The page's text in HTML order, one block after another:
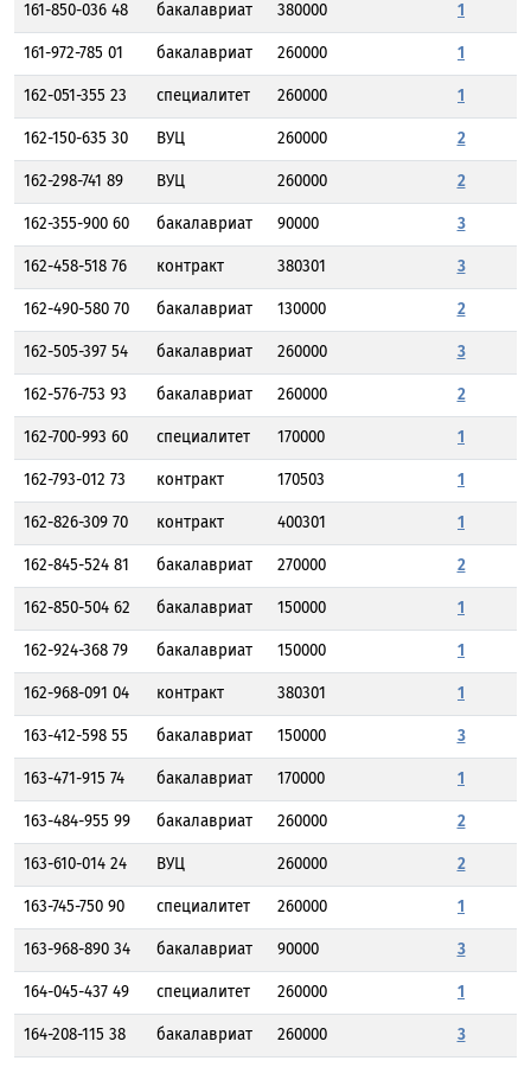
161-850-036 48 бакалавриат 380000 1
161-972-785 01 бакалавриат 260000 1
162-051-355 23 специалитет 260000 1
162-150-635 30 ВУЦ 260000 2
162-298-741 89 ВУЦ 260000 2
162-355-900 60 бакалавриат 90000 3
162-458-518 76 контракт 380301 3
162-490-580 70 бакалавриат 130000 2
162-505-397 54 бакалавриат 260000 3
162-576-753 93 бакалавриат 260000 2
162-700-993 60 специалитет 170000 1
162-793-012 73 контракт 170503 1
162-826-309 70 контракт 400301 1
162-845-524 81 бакалавриат 270000 2
162-850-504 62 бакалавриат 150000 1
162-924-368 79 бакалавриат 150000 1
162-968-091 04 контракт 380301 1
163-412-598 55 бакалавриат 150000 3
163-471-915 74 бакалавриат 170000 1
163-484-955 99 бакалавриат 260000 2
163-610-014 24 ВУЦ 260000 2
163-745-750 90 специалитет 260000 1
163-968-890 34 бакалавриат 90000 3
164-045-437 49 специалитет 260000 1
164-208-115 38 бакалавриат 260000 3